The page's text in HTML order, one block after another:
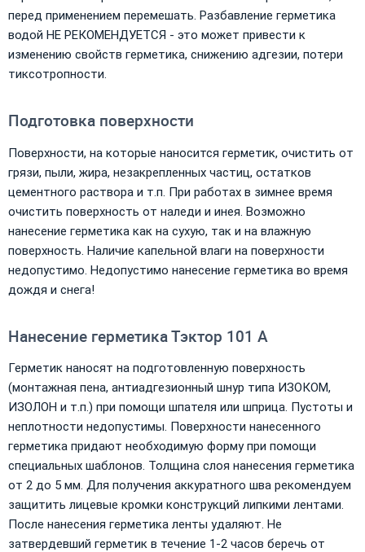
перед применением перемешать. Разбавление герметика
водой НЕ РЕКОМЕНДУЕТСЯ - это может привести к
изменению свойств герметика, снижению адгезии, потери
тиксотропности.
Подготовка поверхности
Поверхности, на которые наносится герметик, очистить от
грязи, пыли, жира, незакрепленных частиц, остатков
цементного раствора и т.п. При работах в зимнее время
очистить поверхность от наледи и инея. Возможно
нанесение герметика как на сухую, так и на влажную
поверхность. Наличие капельной влаги на поверхности
недопустимо. Недопустимо нанесение герметика во время
дождя и снега!
Нанесение герметика Тэктор 101 А
Герметик наносят на подготовленную поверхность
(монтажная пена, антиадгезионный шнур типа ИЗОКОМ,
ИЗОЛОН и т.п.) при помощи шпателя или шприца. Пустоты и
неплотности недопустимы. Поверхности нанесенного
герметика придают необходимую форму при помощи
специальных шаблонов. Толщина слоя нанесения герметика
от 2 до 5 мм. Для получения аккуратного шва рекомендуем
защитить лицевые кромки конструкций липкими лентами.
После нанесения герметика ленты удаляют. Не
затвердевший герметик в течение 1-2 часов беречь от